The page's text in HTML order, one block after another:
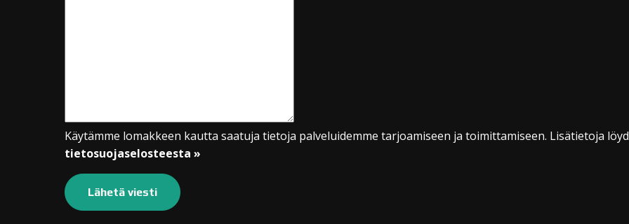
Käytämme lomakkeen kautta saatuja tietoja palveluidemme tarjoamiseen ja toimittamiseen. Lisätietoja
tietosuojaselosteesta »